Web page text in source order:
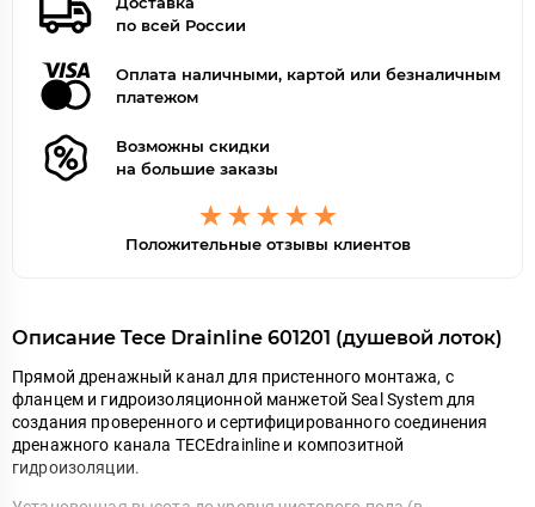
по всей России
Оплата наличными, картой или безналичным
платежом
Возможны скидки
на большие заказы
Положительные отзывы клиентов
Описание Tece Drainline 601201 (душевой лоток)
Прямой дренажный канал для пристенного монтажа, с
фланцем и гидроизоляционной манжетой Seal System для
создания проверенного и сертифицированного соединения
дренажного канала TECEdrainline и композитной
гидроизоляции.